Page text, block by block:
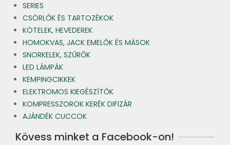
SERIES
CSÖRLŐK ÉS TARTOZÉKOK
KÖTELEK, HEVEDEREK
HOMOKVAS, JACK EMELŐK ÉS MÁSOK
SNORKELEK, SZŰRŐK
LED LÁMPÁK
KEMPINGCIKKEK
ELEKTROMOS KIEGÉSZÍTŐK
KOMPRESSZOROK KERÉK DIFIZÁR
AJÁNDÉK CUCCOK
Kövess minket a Facebook-on!